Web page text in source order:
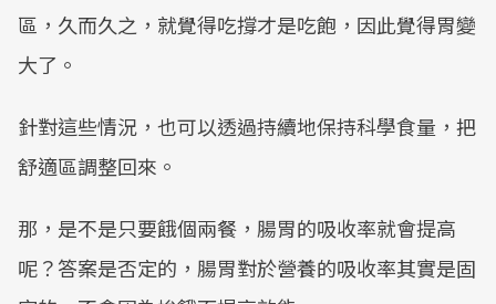
區，久而久之，就覺得吃撐才是吃飽，因此覺得胃變
大了。
針對這些情況，也可以透過持續地保持科學食量，把
舒適區調整回來。
那，是不是只要餓個兩餐，腸胃的吸收率就會提高
呢？答案是否定的，腸胃對於營養的吸收率其實是固